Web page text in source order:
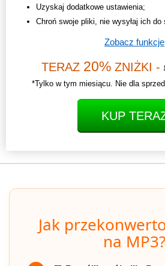
Uzyskaj dodatkowe ustawienia;
Chroń swoje pliki, nie wysyłaj ich do
Zobacz funkcje
TERAZ 20% ZNIŻKI -
*Tylko w tym miesiącu. Nie dla
KUP
Jak
na MP3?